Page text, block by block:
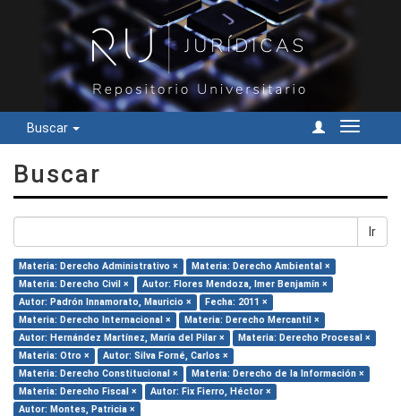
Buscar
Cambiar
Buscar
Ir
Materia: Derecho Administrativo ×
Materia: Derecho Ambiental ×
Materia: Derecho Civil ×
Autor: Flores Mendoza, Imer Benjamín ×
Autor: Padrón Innamorato, Mauricio ×
Fecha: 2011 ×
Materia: Derecho Internacional ×
Materia: Derecho Mercantil ×
Autor: Hernández Martínez, María del Pilar ×
Materia: Derecho Procesal ×
Materia: Otro ×
Autor: Silva Forné, Carlos ×
Materia: Derecho Constitucional ×
Materia: Derecho de la Información ×
Materia: Derecho Fiscal ×
Autor: Fix Fierro, Héctor ×
Autor: Montes, Patricia ×